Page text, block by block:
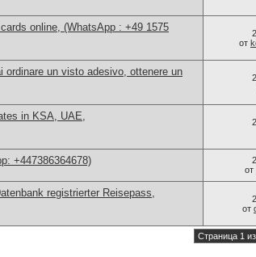
online, (WhatsApp : +49 1575
от
un visto adesivo, ottenere un
in KSA, UAE,
+447386364678)
от
registrierter Reisepass,
от
Страница 1